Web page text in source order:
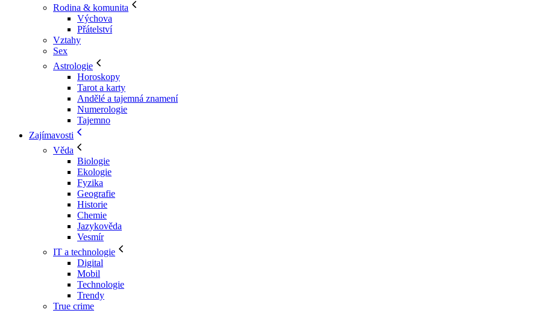
Rodina & komunita
Výchova
Přátelství
Vztahy
Sex
Astrologie
Horoskopy
Tarot a karty
Andělé a tajemná znamení
Numerologie
Tajemno
Zajímavosti
Věda
Biologie
Ekologie
Fyzika
Geografie
Historie
Chemie
Jazykověda
Vesmír
IT a technologie
Digital
Mobil
Technologie
Trendy
True crime